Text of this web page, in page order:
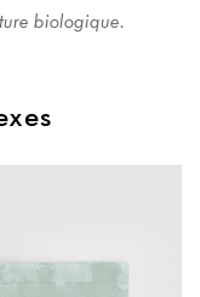
biologique.